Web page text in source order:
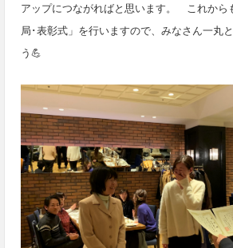
アップにつながればと思います。 これから
局･表彰式」を行いますので、みなさん一丸
う💪